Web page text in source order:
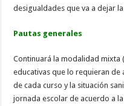
desigualdades que va a dejar
Pautas generales
Continuará la modalidad mixta
educativas que lo requieran
de cada curso y la situación
jornada escolar de acuerdo a